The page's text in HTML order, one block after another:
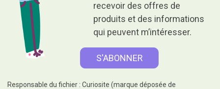
recevoir des offres de
produits et des informations
qui peuvent m’intéresser.
Responsable du fichier : Curiosite (marque déposée de